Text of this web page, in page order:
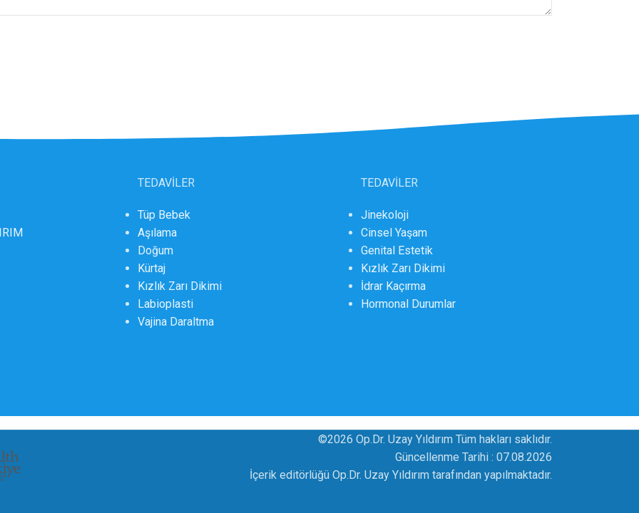
TEDAVİLER
Tüp Bebek
Aşılama
Doğum
Kürtaj
Kızlık Zarı Dikimi
Labioplasti
Vajina Daraltma
TEDAVİLER
Jinekoloji
Cinsel Yaşam
Genital Estetik
Kızlık Zarı Dikimi
İdrar Kaçırma
Hormonal Durumlar
©2026 Op.Dr. Uzay Yıldırım Tüm hakları saklıdır.
Güncellenme Tarihi : 07.08.2026
İçerik editörlüğü Op.Dr. Uzay Yıldırım tarafından yapılmaktadır.